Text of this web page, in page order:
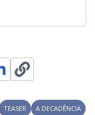
TEASER A DECADÊNCIA